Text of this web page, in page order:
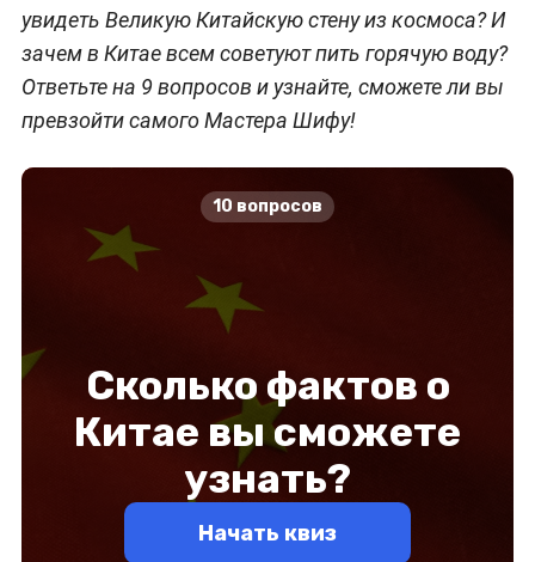
увидеть Великую Китайскую стену из космоса? И
зачем в Китае всем советуют пить горячую воду?
Ответьте на 9 вопросов и узнайте, сможете ли вы
превзойти самого Мастера Шифу!